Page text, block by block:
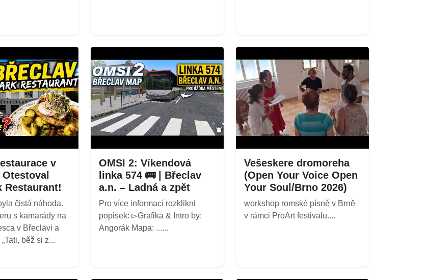
v
Restaurant!
čistá náhoda.
s kamarády na
v Břeclavi a
běž si z...
OMSI 2: Víkendová
linka 574 🚌 | Břeclav
a.n. – Ladná a zpět
Pro více informací rozklikni
popisek: ▻Grafika & Intro by:
Angorák Mapa: ......
Vešeskere dromoreha
(Open Your Voice Open
Your Soul/Brno 2026)
workshop romské písně v Brně
v rámci ProArt festivalu....